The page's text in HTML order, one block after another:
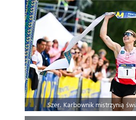
Szer. Karbownik mistrzynią